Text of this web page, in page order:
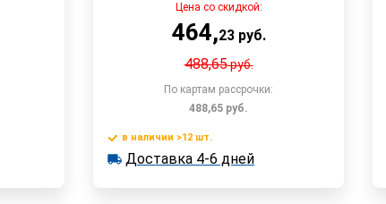
Цена со скидкой:
464,23руб.
488,65руб.
По картам рассрочки:
488,65 руб.
В корзину
в наличии >12 шт.
в наличии >12 шт.
Доставка 4-6 дней